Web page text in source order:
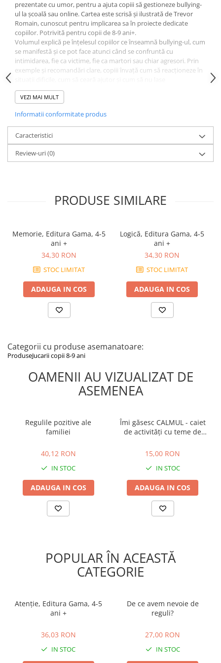
prezentate cu umor, pentru a ajuta copiii să gestioneze bullying-
ul la școală sau online. Cartea este scrisă și ilustrată de Trevor
Romain, cunoscut pentru implicarea sa în proiecte dedicate
copiilor. Potrivită pentru copii de 8-9 ani+.
Volumul explică pe înțelesul copiilor ce înseamnă bullying-ul, cum
se manifestă și ce pot face atunci când se confruntă cu
intimidarea, fie ca victime, fie ca martori sau chiar agresori. Prin
exemple și recomandări clare, copiii învață cum să reacționeze în
comportamentele abuzive să le afecteze starea emoțională.
Autorul folosește un ton prietenos și umor pentru a face
deschis despre problemele întâlnite. Cartea ajută la
recunoașterea tipurilor de bullying - verbal, fizic sau psihologic - și
oferă soluții concrete pentru fiecare situație.
Specificații:
Autor și ilustrator: Trevor Romain
Editura: Gama
VEZI MAI MULT
Informatii conformitate produs
Caracteristici
Review-uri(0)
PRODUSE SIMILARE
Memorie, Editura Gama, 4-5
ani +
34,30 RON
STOC LIMITAT
ADAUGA IN COS
Logică, Editura Gama, 4-5
ani +
34,30 RON
STOC LIMITAT
ADAUGA IN COS
Categorii cu produse asemanatoare:
ProduseJucarii copii 8-9 ani
OAMENII AU VIZUALIZAT DE
ASEMENEA
Regulile pozitive ale
familiei
40,12 RON
IN STOC
ADAUGA IN COS
Îmi găsesc CALMUL - caiet
de activități cu teme de
15,00 RON
IN STOC
ADAUGA IN COS
POPULAR ÎN ACEASTĂ
CATEGORIE
Atenţie, Editura Gama, 4-5
ani +
36,03 RON
IN STOC
De ce avem nevoie de
reguli?
27,00 RON
IN STOC